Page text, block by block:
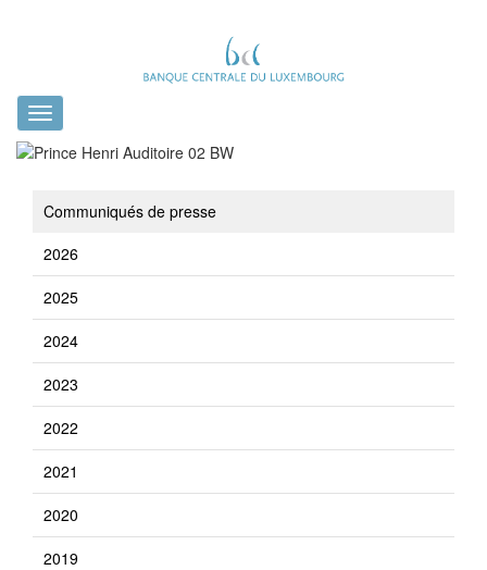
Toggle
navigation
Communiqués de presse
2026
2025
2024
2023
2022
2021
2020
2019